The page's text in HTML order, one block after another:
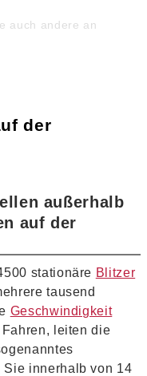
auch andere an
der
außerhalb
auf der
stationäre Blitzer
tausend
Geschwindigkeit
leiten die
Sie innerhalb von 14